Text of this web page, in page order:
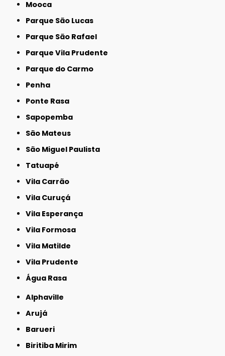
Mooca
Parque São Lucas
Parque São Rafael
Parque Vila Prudente
Parque do Carmo
Penha
Ponte Rasa
Sapopemba
São Mateus
São Miguel Paulista
Tatuapé
Vila Carrão
Vila Curuçá
Vila Esperança
Vila Formosa
Vila Matilde
Vila Prudente
Água Rasa
Alphaville
Arujá
Barueri
Biritiba Mirim